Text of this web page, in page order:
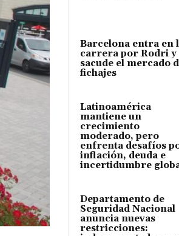
Barcelona entra en
carrera por Rodri y
sacude el mercado
fichajes
Latinoamérica
mantiene un
crecimiento
moderado, pero
enfrenta desafíos
inflación, deuda e
incertidumbre
Departamento de
Seguridad Nacional
anuncia nuevas
restricciones: